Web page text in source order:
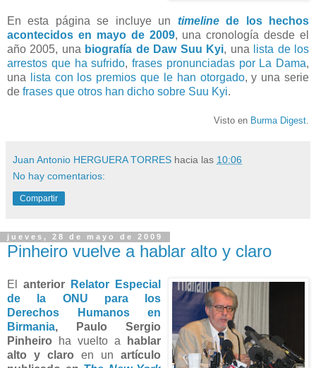
En esta página se incluye un timelinede los hechos
acontecidos en mayo de 2009, una cronología desde el
año 2005, una biografía de Daw Suu Kyi, una
lista de los
arrestos que ha sufrido, frases pronunciadas por La Dama,
una
lista con los premios que le han otorgado, y una serie
de frases que otros han dicho sobre Suu Kyi.
Visto en Burma Digest
Juan Antonio HERGUERA TORRES hacia las 10:06
No hay comentarios:
Compartir
jueves, 28 de mayo de 2009
Pinheiro vuelve a hablar alto y claro
El anterior
Relator Especial
de la ONU para los
Derechos Humanos en
Birmania, Paulo Sergio
Pinheiro
ha vuelto a
hablar
alto y claro en un artículo